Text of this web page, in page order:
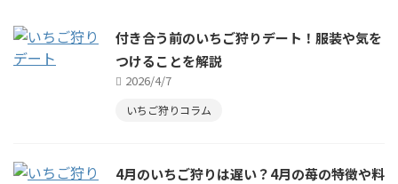
付き合う前のいちご狩りデート！服装や気を
つけることを解説
2026/4/7
いちご狩りコラム
4月のいちご狩りは遅い？4月の苺の特徴や料